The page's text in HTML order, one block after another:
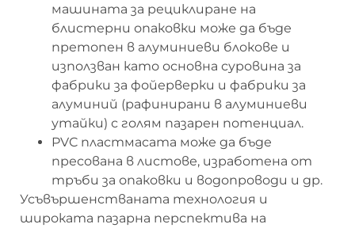
машината за рециклиране на
блистерни опаковки може да бъде
претопен в алуминиеви блокове и
използван като основна суровина за
фабрики за фойерверки и фабрики за
алуминий (рафинирани в алуминиеви
утайки) с голям пазарен потенциал.
PVC пластмасата може да бъде
пресована в листове, изработена от
тръби за опаковки и водопроводи и др.
Усъвършенстваната технология и
широката пазарна перспектива на